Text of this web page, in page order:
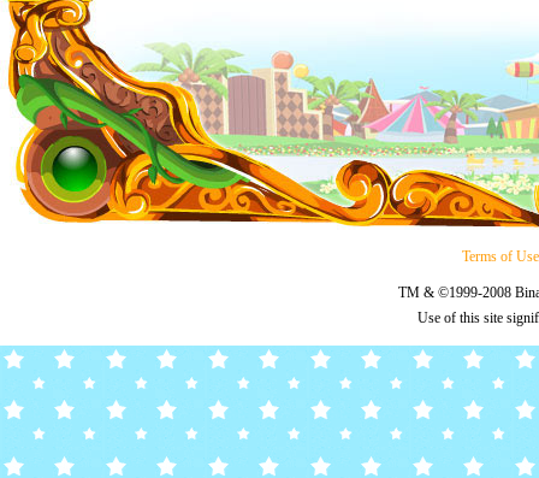
Terms of Use
TM & ©1999-2008
Use of this site